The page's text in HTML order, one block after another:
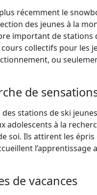
récemment le
des jeunes à la
important de stations
collectifs pour les
ou
de
des stations de ski
adolescents à la
soi. Ils attirent les
l’apprentissage
de vacances